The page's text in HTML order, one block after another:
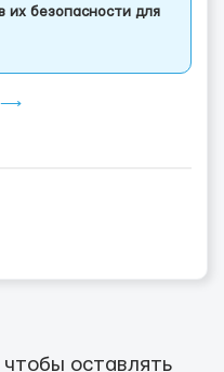
их безопасности для
⟶
чтобы оставлять